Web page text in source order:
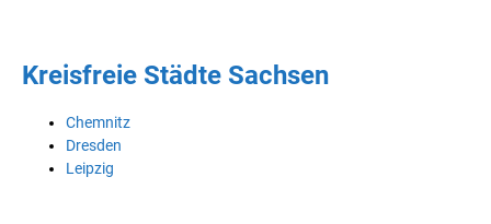
Kreisfreie Städte Sachsen
Chemnitz
Dresden
Leipzig